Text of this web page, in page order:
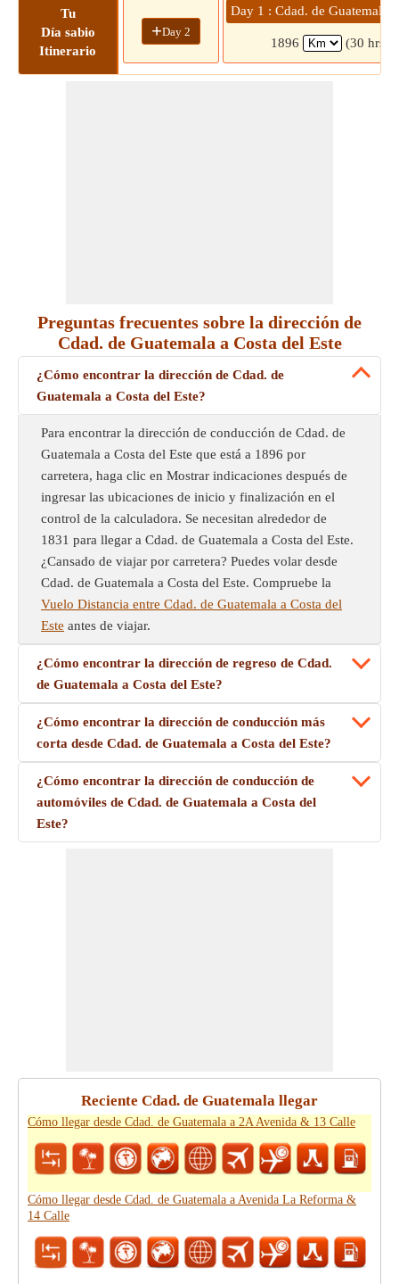
Tu
Día sabio
Itinerario
+Day 2
Day 1 : Cdad. de Guatemala
1896 (30 hrs
Preguntas frecuentes sobre la dirección de
Cdad. de Guatemala a Costa del Este
¿Cómo encontrar la dirección de Cdad. de
Guatemala a Costa del Este?
Para encontrar la dirección de conducción de Cdad. de
Guatemala a Costa del Este que está a 1896 por
carretera, haga clic en Mostrar indicaciones después de
ingresar las ubicaciones de inicio y finalización en el
control de la calculadora. Se necesitan alrededor de
1831 para llegar a Cdad. de Guatemala a Costa del Este.
¿Cansado de viajar por carretera? Puedes volar desde
Cdad. de Guatemala a Costa del Este. Compruebe la
Vuelo Distancia entre Cdad. de Guatemala a Costa del
Este antes de viajar.
¿Cómo encontrar la dirección de regreso de Cdad.
de Guatemala a Costa del Este?
¿Cómo encontrar la dirección de conducción más
corta desde Cdad. de Guatemala a Costa del Este?
¿Cómo encontrar la dirección de conducción de
automóviles de Cdad. de Guatemala a Costa del
Este?
Reciente Cdad. de Guatemala llegar
Cómo llegar desde Cdad. de Guatemala a 2A Avenida & 13 Calle
Cómo llegar desde Cdad. de Guatemala a Avenida La Reforma &
14 Calle